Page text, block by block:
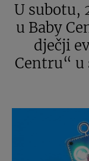
U subotu,
u Baby
dječji
Centru“